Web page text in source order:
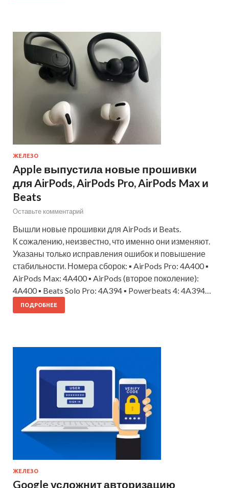
ЖЕЛЕЗО
Apple выпустила новые прошивки
для AirPods, AirPods Pro, AirPods Max и
Beats
Оставьте комментарий
Вышли новые прошивки для AirPods и Beats.
К сожалению, неизвестно, что именно они изменяют.
Указаны только исправления ошибок и повышение
стабильности. Номера сборок: ▪️ AirPods Pro: 4A400 ▪️
AirPods Max: 4A400 ▪️ AirPods (второе поколение):
4A400 ▪️ Beats Solo Pro: 4A394 ▪️ Powerbeats 4: 4A394…
ПОДРОБНЕЕ
ЖЕЛЕЗО
Google усложнит авторизацию